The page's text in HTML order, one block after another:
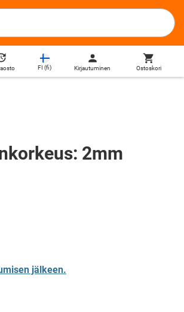
FI (fi) Kirjautuminen Ostoskori
2mm
jälkeen.